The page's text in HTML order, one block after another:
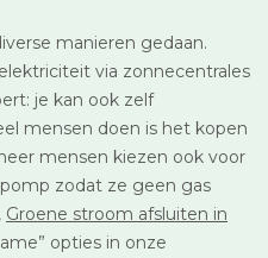
manieren gedaan.
via zonnecentrales
je kan ook zelf
mensen doen is het kopen
mensen kiezen ook voor
zodat ze geen gas
Groene stroom afsluiten in
opties in onze